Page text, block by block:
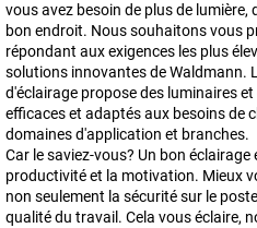
vous avez besoin de plus de lumière,
bon endroit. Nous souhaitons vous
répondant aux exigences les plus
solutions innovantes de Waldmann.
d'éclairage propose des luminaires
efficaces et adaptés aux besoins de
domaines d'application et branches.
Car le saviez-vous? Un bon
productivité et la motivation. Mieux
non seulement la sécurité sur le
qualité du travail. Cela vous éclaire,